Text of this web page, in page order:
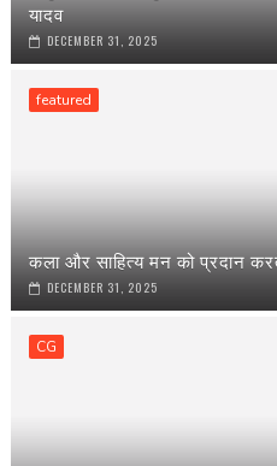
यादव
DECEMBER 31, 2025
featured
कला और साहित्य मन को प्रदान
DECEMBER 31, 2025
CG